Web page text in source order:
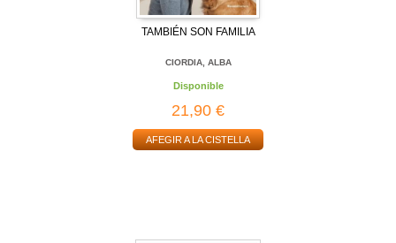
TAMBIÉN SON FAMILIA
CIORDIA, ALBA
Disponible
21,90 €
AFEGIR A LA CISTELLA